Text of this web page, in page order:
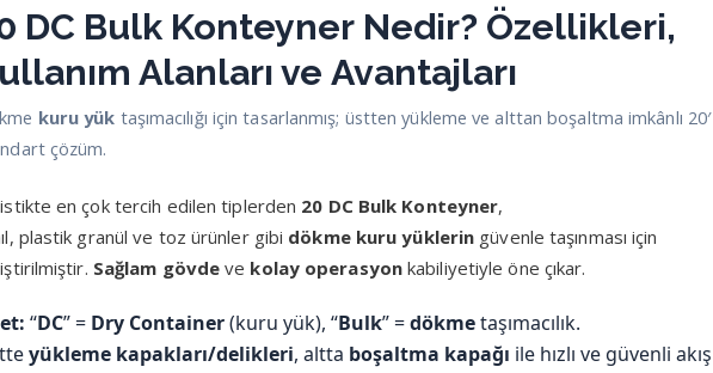
DC Bulk Konteyner Nedir? Özellikleri,
Alanlarıve Avantajları
kuru yük taşımacılığı için tasarlanmış; üstten yükleme ve alttan boşaltma imkânlı 20′
çözüm.
en çok tercih edilen tiplerden 20 DC Bulk Konteyner,
plastik granül ve toz ürünler gibi dökme kuru yüklerin güvenle taşınması için
Sağlam gövde ve kolay operasyonkabiliyetiyle öne çıkar.
“DC” = Dry Container(kuru yük), “Bulk” =dökmetaşımacılık.
yükleme kapakları/delikleri, altta boşaltma kapağı ile hızlı ve güvenli akış